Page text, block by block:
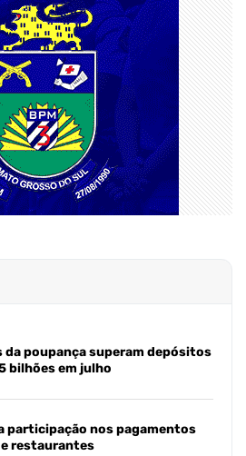
da poupança superam depósitos
bilhões em julho
participação nos pagamentos
e restaurantes